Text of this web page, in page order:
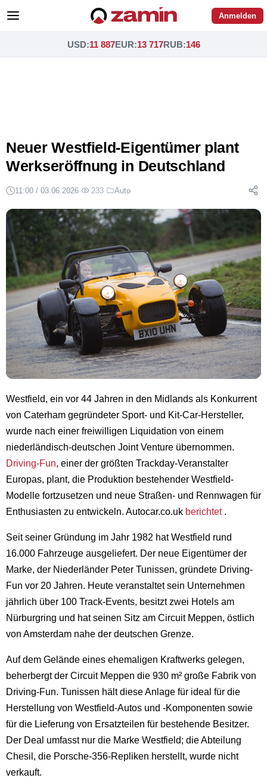
Anmelden
USD:11 887EUR:13 717RUB:146
Neuer Westfield-Eigentümer plant
Werkseröffnung in Deutschland
11:00 / 03.06.2026· 233· Auto
Westfield, ein vor 44 Jahren in den Midlands als Konkurrent
von Caterham gegründeter Sport- und Kit-Car-Hersteller,
wurde nach einer freiwilligen Liquidation von einem
niederländisch-deutschen Joint Venture übernommen.
Driving-Fun, einer der größten Trackday-Veranstalter
Europas, plant, die Produktion bestehender Westfield-
Modelle fortzusetzen und neue Straßen- und Rennwagen für
Enthusiasten zu entwickeln. Autocar.co.uk berichtet.
Seit seiner Gründung im Jahr 1982 hat Westfield rund
16.000 Fahrzeuge ausgeliefert. Der neue Eigentümer der
Marke, der Niederländer Peter Tunissen, gründete Driving-
Fun vor 20 Jahren. Heute veranstaltet sein Unternehmen
jährlich über 100 Track-Events, besitzt zwei Hotels am
Nürburgring und hat seinen Sitz am Circuit Meppen, östlich
von Amsterdam nahe der deutschen Grenze.
Auf dem Gelände eines ehemaligen Kraftwerks gelegen,
beherbergt der Circuit Meppen die 930 m² große Fabrik von
Driving-Fun. Tunissen hält diese Anlage für ideal für die
Herstellung von Westfield-Autos und -Komponenten sowie
für die Lieferung von Ersatzteilen für bestehende Besitzer.
Der Deal umfasst nur die Marke Westfield; die Abteilung
Chesil, die Porsche-356-Repliken herstellt, wurde nicht
verkauft.